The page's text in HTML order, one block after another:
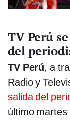
TV Perú
del
TV Perú, a
Radio y
salida del
último